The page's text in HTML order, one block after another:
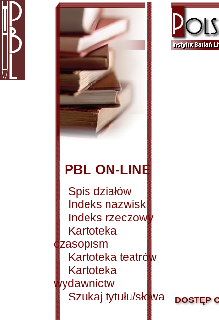
PBL ON-LINE
Spis działów
Indeks nazwisk
Indeks rzeczowy
Kartoteka
czasopism
Kartoteka teatrów
Kartoteka
wydawnictw
Szukaj tytułu/słowa
DOSTĘP